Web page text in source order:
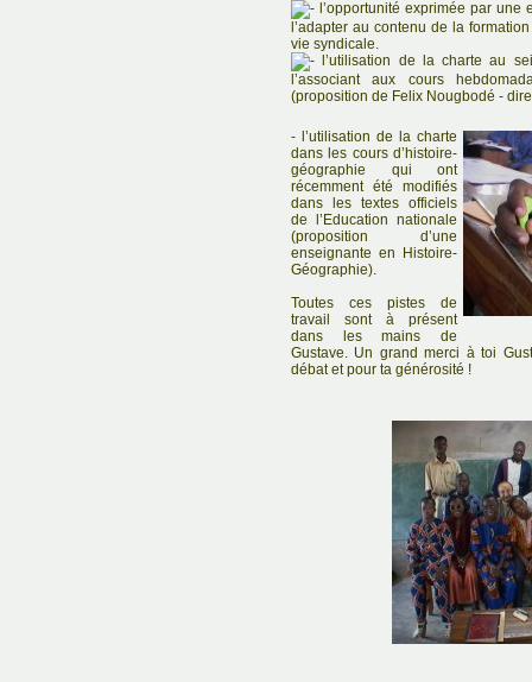
l’opportunité exprimée par
l’adapter au contenu de la
vie syndicale.
l’utilisation de la charte au
l’associant aux cours
(proposition de Felix Nougbodé -
- l’utilisation de la charte
dans les cours d’histoire-
géographie qui ont
récemment été modifiés
dans les textes officiels
de l’Education nationale
(proposition d’une
enseignante en Histoire-
Géographie).
Toutes ces pistes de
travail sont à présent
dans les mains de
Gustave. Un grand merci à toi
débat et pour ta générosité !